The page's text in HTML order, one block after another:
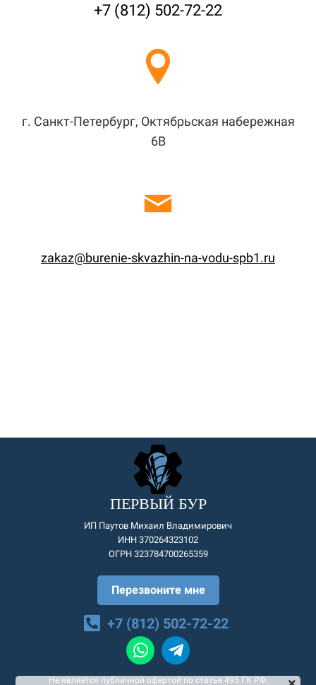
+7 (812) 502-72-22
г. Санкт-Петербург, Октябрьская набережная
6В
zakaz@burenie-skvazhin-na-vodu-spb1.ru
ПЕРВЫЙ БУР
ИП Паутов Михаил Владимирович
ИНН 370264323102
ОГРН 323784700265359
Перезвоните мне
+7 (812) 502-72-22
Не является публичной офертой по статье 495 ГК РФ.